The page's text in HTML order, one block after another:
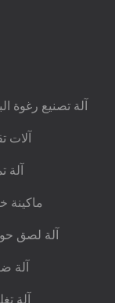
آلة تصنيع رغوة
آلات
آلة
ماكينة
آلة لصق
آلة
آلة